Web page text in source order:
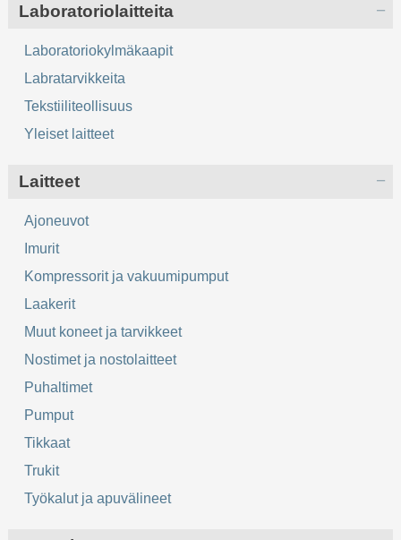
Laboratoriolaitteita
Laboratoriokylmäkaapit
Labratarvikkeita
Tekstiiliteollisuus
Yleiset laitteet
Laitteet
Ajoneuvot
Imurit
Kompressorit ja vakuumipumput
Laakerit
Muut koneet ja tarvikkeet
Nostimet ja nostolaitteet
Puhaltimet
Pumput
Tikkaat
Trukit
Työkalut ja apuvälineet